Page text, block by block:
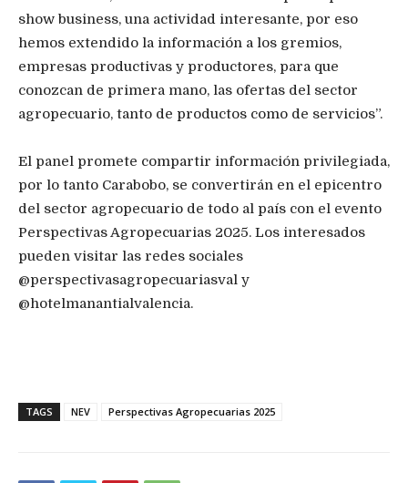
show business, una actividad interesante, por eso
hemos extendido la información a los gremios,
empresas productivas y productores, para que
conozcan de primera mano, las ofertas del sector
agropecuario, tanto de productos como de servicios”.
El panel promete compartir información privilegiada,
por lo tanto Carabobo, se convertirán en el epicentro
del sector agropecuario de todo al país con el evento
Perspectivas Agropecuarias 2025. Los interesados
pueden visitar las redes sociales
@perspectivasagropecuariasval y
@hotelmanantialvalencia.
TAGS NEV Perspectivas Agropecuarias 2025